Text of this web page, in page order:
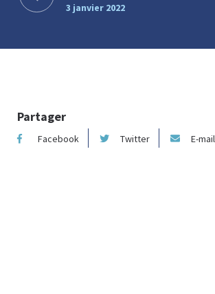
3 janvier 2022
Partager
Facebook Twitter E-mail